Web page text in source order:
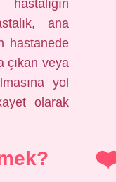
ana
hastanede
çıkan veya
yol
olarak